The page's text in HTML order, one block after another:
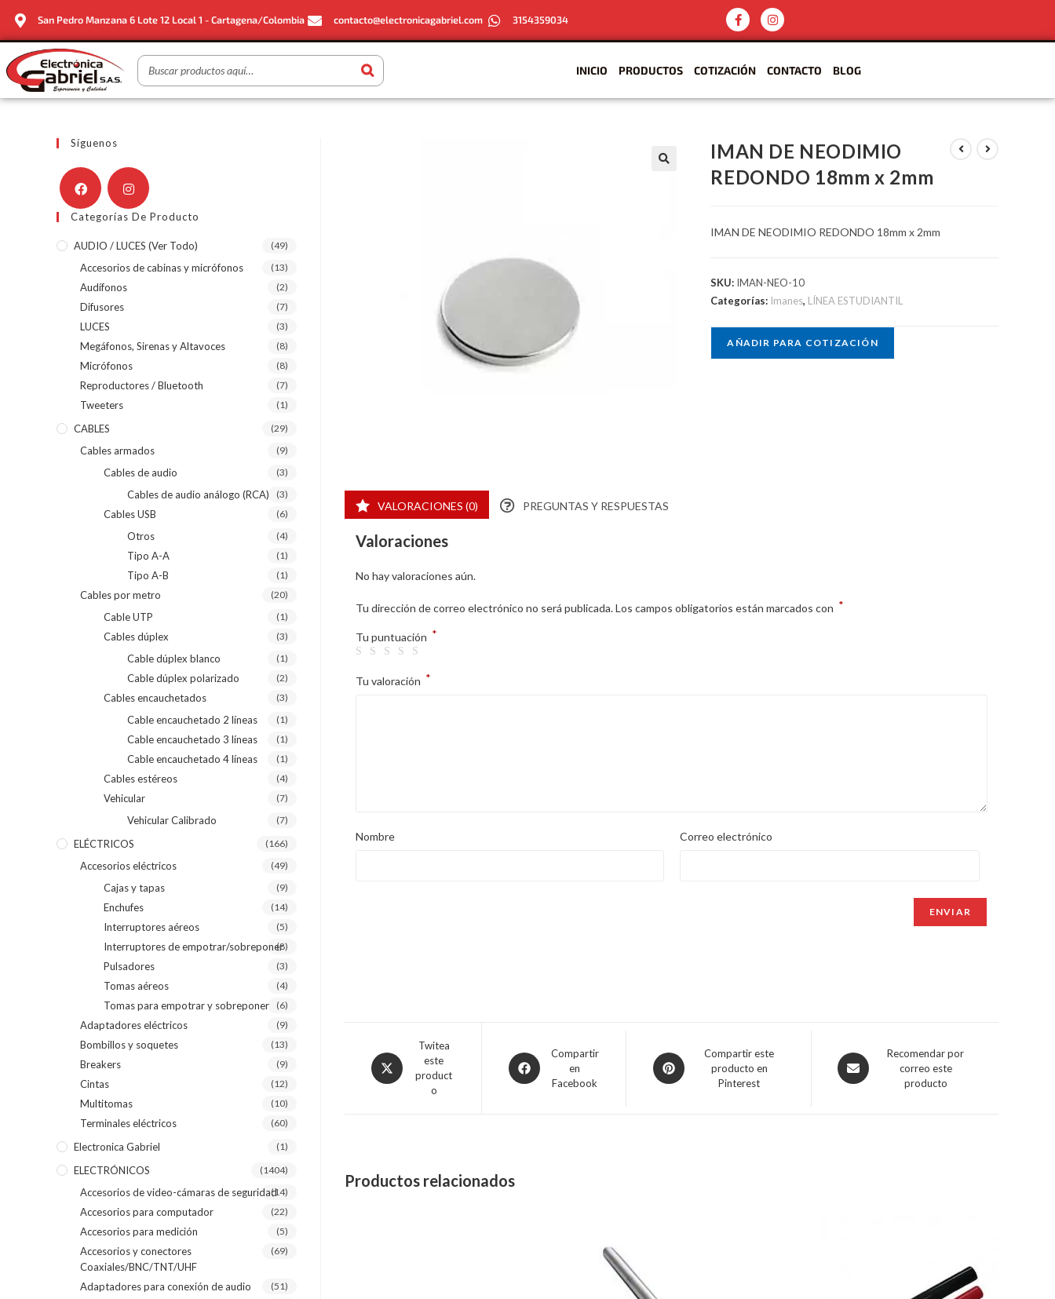
San Pedro Manzana 6 Lote 12 Local 1 - Cartagena/Colombia contacto@electronicagabriel.com 3154359034
INICIO PRODUCTOS COTIZACIÓN CONTACTO BLOG
IMAN DE NEODIMIO
REDONDO 18mm x 2mm
IMAN DE NEODIMIO REDONDO 18mm x 2mm
SKU: IMAN-NEO-10
Categorías: Imanes, LÍNEA ESTUDIANTIL
AÑADIR PARA COTIZACIÓN
VALORACIONES (0) PREGUNTAS Y RESPUESTAS
Valoraciones
No hay valoraciones aún.
Tu dirección de correo electrónico no será publicada.Los campos obligatorios están marcados con *
Tu puntuación *
Tu valoración *
Nombre Correo electrónico
Twitea
este
product
o
Compartir
en
Facebook
Compartir este
producto en
Pinterest
Recomendar por
correo este
producto
Productos relacionados
Síguenos
Categorías De Producto
AUDIO / LUCES (ver Todo) (49)
Accesorios de cabinas y micrófonos (13)
Audífonos (2)
Difusores (7)
LUCES (3)
Megáfonos, Sirenas y Altavoces (8)
Micrófonos (8)
Reproductores / Bluetooth (7)
Tweeters (1)
CABLES (29)
Cables armados (9)
Cables de audio (3)
Cables de audio análogo (RCA) (3)
Cables USB (6)
Otros (4)
Tipo A-A (1)
Tipo A-B (1)
Cables por metro (20)
Cable UTP (1)
Cables dúplex (3)
Cable dúplex blanco (1)
Cable dúplex polarizado (2)
Cables encauchetados (3)
Cable encauchetado 2 líneas (1)
Cable encauchetado 3 líneas (1)
Cable encauchetado 4 líneas (1)
Cables estéreos (4)
Vehicular (7)
Vehicular Calibrado (7)
ELÉCTRICOS (166)
Accesorios eléctricos (49)
Cajas y tapas (9)
Enchufes (14)
Interruptores aéreos (5)
Interruptores de empotrar/sobreponer(8)
Pulsadores (3)
Tomas aéreos (4)
Tomas para empotrar y sobreponer (6)
Adaptadores eléctricos (9)
Bombillos y soquetes (13)
Breakers (9)
Cintas (12)
Multitomas (10)
Terminales eléctricos (60)
Electronica Gabriel (1)
ELECTRÓNICOS (1404)
Accesorios de video-cámaras de seguridad(14)
Accesorios para computador (22)
Accesorios para medición (5)
Accesorios y conectores
Coaxiales/BNC/TNT/UHF
(69)
Adaptadores para conexión de audio (51)